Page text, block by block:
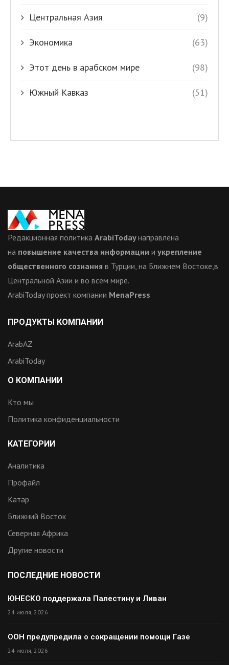
Центральная Азия (9)
Экономика (63)
Этот день в арабском мире (98)
Южный Кавказ (51)
Редакционная политика ArabiTodayнаправлена
на повышение качества информации и укрепление
общественного сознания в Турции, на Ближнем Востоке,в
Центральной Азии и во всем мире.
ArabiToday проект компании MenaPress
ПРОДУКТЫ КОМПАНИИ
ArabAZ
ArabiToday
О КОМПАНИИ
Кто мы
Политика конфиденциальности
КАТЕГОРИИ
Аналитика
Профайл
Катар
Ближний Восток
Северная Африка
Другие новости
ПОСЛЕДНИЕ НОВОСТИ
ЮНЕСКО поддержала Палестину и Ливан
24 июля, 2026
ООН предупредила о сокращении помощи Газе
24 июля, 2026